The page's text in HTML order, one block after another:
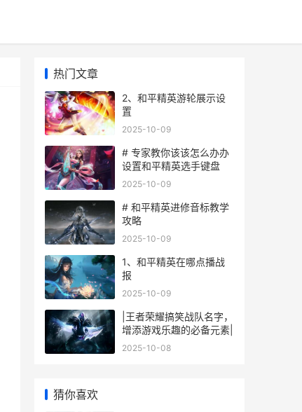
热门文章
2、和平精英游轮展示设
置
2025-10-09
# 专家教你该该怎么办办
设置和平精英选手键盘
2025-10-09
# 和平精英进修音标教学
攻略
2025-10-09
1、和平精英在哪点播战
报
2025-10-09
|王者荣耀搞笑战队名字，
增添游戏乐趣的必备元素|
2025-10-08
猜你喜欢